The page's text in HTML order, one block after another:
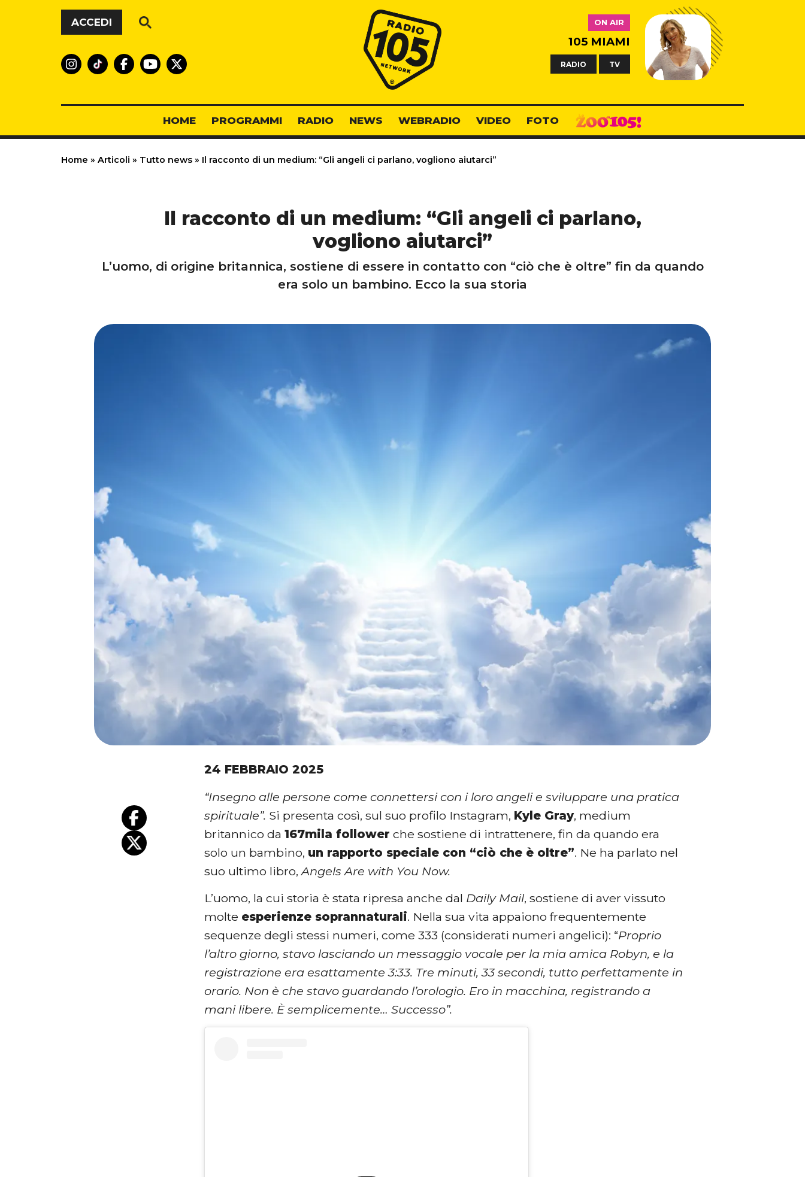
Vai al contenuto
ACCEDI
Radio 105
ON AIR
105 MIAMI
RADIO TV
HOME PROGRAMMI RADIO NEWS WEBRADIO VIDEO FOTO
Home » Articoli » Tutto news » Il racconto di un medium: “Gli angeli ci parlano, vogliono aiutarci”
Il racconto di un medium: “Gli angeli ci parlano,
vogliono aiutarci”
L’uomo, di origine britannica, sostiene di essere in contatto con “ciò che è oltre” fin da quando
era solo un bambino. Ecco la sua storia
24 FEBBRAIO 2025
“Insegno alle persone come connettersi con i loro angeli e sviluppare una pratica
spirituale”. Si presenta così, sul suo profilo Instagram, Kyle Gray, medium
britannico da167mila follower che sostiene di intrattenere, fin da quando era
solo un bambino, un rapporto speciale con “ciò che è oltre”. Ne ha parlato nel
suo ultimo libro,Angels Are with You Now.
L’uomo, la cui storia è stata ripresa anche dal Daily Mail, sostiene di aver vissuto
molte esperienze soprannaturali. Nella sua vita appaiono frequentemente
sequenze degli stessi numeri, come 333 (considerati numeri angelici): “Proprio
l’altro giorno, stavo lasciando un messaggio vocale per la mia amica Robyn, e la
registrazione era esattamente 3:33. Tre minuti, 33 secondi, tutto perfettamente in
orario. Non è che stavo guardando l’orologio. Ero in macchina, registrando a
mani libere. È semplicemente… Successo”.